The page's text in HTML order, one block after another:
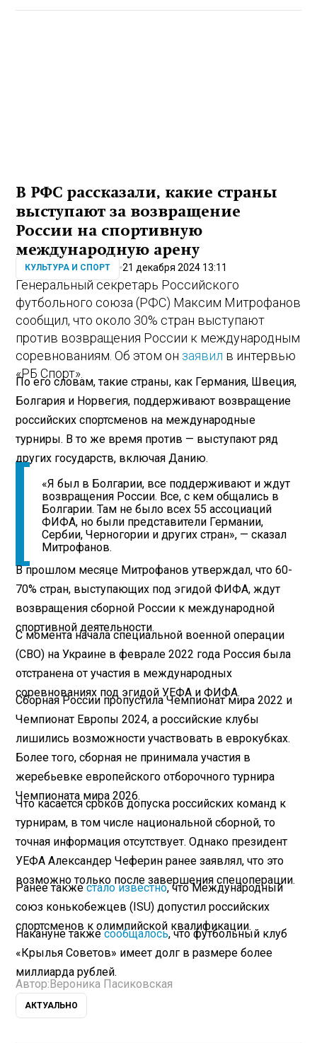
В РФС рассказали, какие страны
выступают за возвращение
России на спортивную
международную арену
КУЛЬТУРА И СПОРТ 21 декабря 2024 13:11
Генеральный секретарь Российского
футбольного союза (РФС) Максим Митрофанов
сообщил, что около 30% стран выступают
против возвращения России к международным
соревнованиям. Об этом он заявил в интервью
«РБ Спорт».
По его словам, такие страны, как Германия, Швеция,
Болгария и Норвегия, поддерживают возвращение
российских спортсменов на международные
турниры. В то же время против — выступают ряд
других государств, включая Данию.
«Я был в Болгарии, все поддерживают и ждут
возвращения России. Все, с кем общались в
Болгарии. Там не было всех 55 ассоциаций
ФИФА, но были представители Германии,
Сербии, Черногории и других стран», — сказал
Митрофанов.
В прошлом месяце Митрофанов утверждал, что 60-
70% стран, выступающих под эгидой ФИФА, ждут
возвращения сборной России к международной
спортивной деятельности.
С момента начала специальной военной операции
(СВО) на Украине в феврале 2022 года Россия была
отстранена от участия в международных
соревнованиях под эгидой УЕФА и ФИФА.
Сборная России пропустила Чемпионат мира 2022 и
Чемпионат Европы 2024, а российские клубы
лишились возможности участвовать в еврокубках.
Более того, сборная не принимала участия в
жеребьевке европейского отборочного турнира
Чемпионата мира 2026.
Что касается сроков допуска российских команд к
турнирам, в том числе национальной сборной, то
точная информация отсутствует. Однако президент
УЕФА Александер Чеферин ранее заявлял, что это
возможно только после завершения спецоперации.
Ранее такжестало известно, что Международный
союз конькобежцев (ISU) допустил российских
спортсменов к олимпийской квалификации.
Накануне такжесообщалось, что футбольный клуб
«Крылья Советов» имеет долг в размере более
миллиарда рублей.
Автор:Вероника Пасиковская
АКТУАЛЬНО